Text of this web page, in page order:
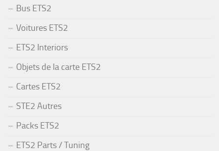
Bus ETS2
Voitures ETS2
ETS2 Interiors
Objets de la carte ETS2
Cartes ETS2
STE2 Autres
Packs ETS2
ETS2 Parts / Tuning